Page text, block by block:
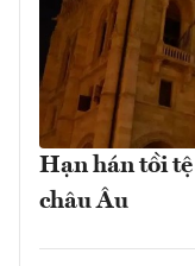
Hạn hán tồi
châu Âu